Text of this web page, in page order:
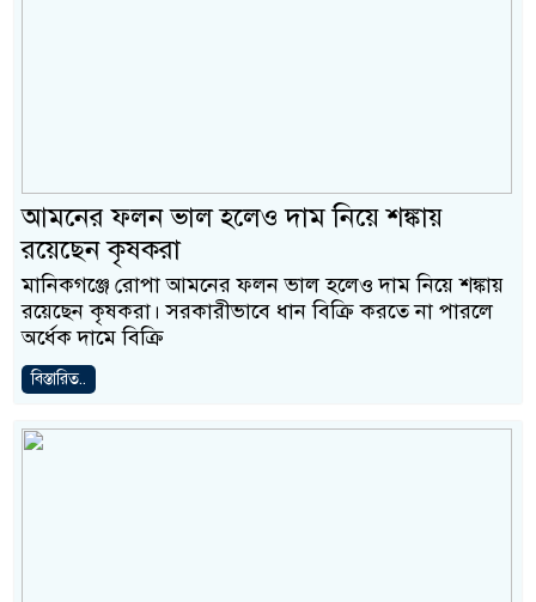
আমনের ফলন ভাল হলেও দাম নিয়ে শঙ্কায়
রয়েছেন কৃষকরা
মানিকগঞ্জে রোপা আমনের ফলন ভাল হলেও দাম নিয়ে শঙ্কায়
রয়েছেন কৃষকরা। সরকারীভাবে ধান বিক্রি করতে না পারলে
অর্ধেক দামে বিক্রি
বিস্তারিত..